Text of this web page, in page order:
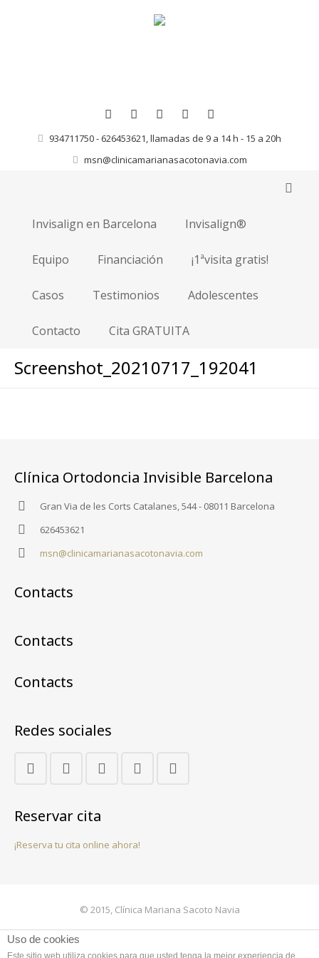
934711750 - 626453621, llamadas de 9 a 14 h - 15 a 20h
msn@clinicamarianasacotonavia.com
Invisalign en Barcelona Invisalign®
Equipo Financiación ¡1ªvisita gratis!
Casos Testimonios Adolescentes
Contacto Cita GRATUITA
Screenshot_20210717_192041
Clínica Ortodoncia Invisible Barcelona
Gran Via de les Corts Catalanes, 544 - 08011 Barcelona
626453621
msn@clinicamarianasacotonavia.com
Contacts
Contacts
Contacts
Redes sociales
Reservar cita
¡Reserva tu cita online ahora!
© 2015, Clínica Mariana Sacoto Navia
Uso de cookies
Este sitio web utiliza cookies para que usted tenga la mejor experiencia de